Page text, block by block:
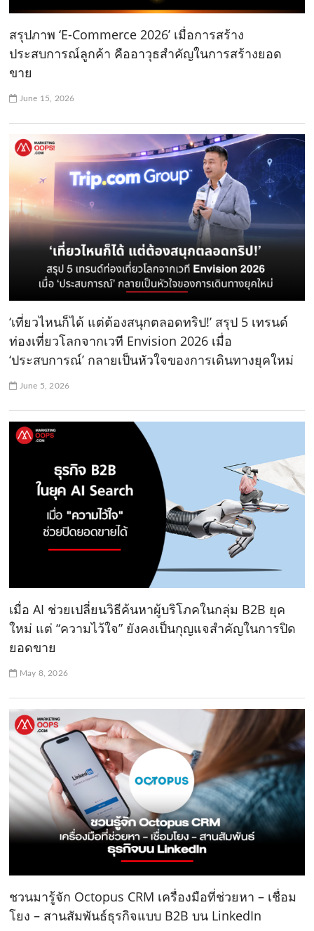
สรุปภาพ ‘E-Commerce 2026’ เมื่อการสร้าง
ประสบการณ์ลูกค้า คืออาวุธสำคัญในการสร้างยอด
ขาย
June 15, 2026
‘เที่ยวไหนก็ได้ แต่ต้องสนุกตลอดทริป!’ สรุป 5 เทรนด์
ท่องเที่ยวโลกจากเวที Envision 2026 เมื่อ
‘ประสบการณ์’ กลายเป็นหัวใจของการเดินทางยุคใหม่
June 5, 2026
เมื่อ AI ช่วยเปลี่ยนวิธีค้นหาผู้บริโภคในกลุ่ม B2B ยุค
ใหม่ แต่ “ความไว้ใจ” ยังคงเป็นกุญแจสำคัญในการปิด
ยอดขาย
May 8, 2026
ชวนมารู้จัก Octopus CRM เครื่องมือที่ช่วยหา – เชื่อม
โยง – สานสัมพันธ์ธุรกิจแบบ B2B บน LinkedIn